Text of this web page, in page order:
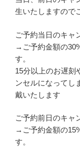
生いたしますので
ご予約当日のキャ
→ご予約金額の
す。
15分以上のお遅刻
ンセルになって
戴いたします
ご予約前日のキャ
→ご予約金額の
す。